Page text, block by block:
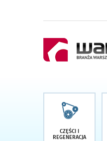
CZĘŚCI I
REGENERACJA